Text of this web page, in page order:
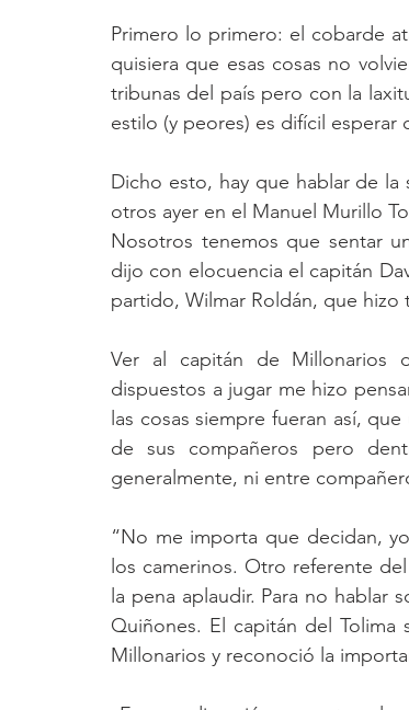
Primero lo primero: el cobarde
quisiera que esas cosas no
tribunas del país pero con la
estilo (y peores) es difícil esperar
Dicho esto, hay que hablar de
otros ayer en el Manuel Murillo
Nosotros tenemos que sentar
dijo con elocuencia el capitán
partido, Wilmar Roldán, que
Ver al capitán de Millonarios
dispuestos a jugar me hizo
las cosas siempre fueran así,
de sus compañeros pero
generalmente, ni entre
“No me importa que decidan,
los camerinos. Otro referente
la pena aplaudir. Para no hablar
Quiñones. El capitán del
Millonarios y reconoció la